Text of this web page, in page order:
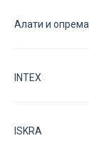
Aлати и опрема
INTEX
ISKRA